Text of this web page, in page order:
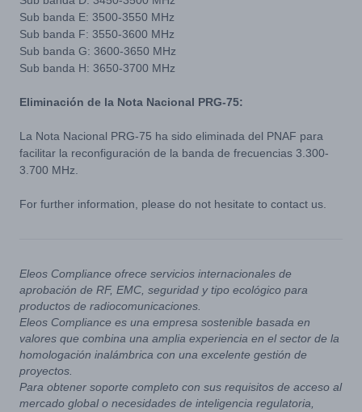
Sub banda E: 3500-3550 MHz
Sub banda F: 3550-3600 MHz
Sub banda G: 3600-3650 MHz
Sub banda H: 3650-3700 MHz
Eliminación de la Nota Nacional PRG-75:
La Nota Nacional PRG-75 ha sido eliminada del PNAF para
facilitar la reconfiguración de la banda de frecuencias 3.300-
3.700 MHz.
For further information, please do not hesitate to contact us.
Eleos Compliance ofrece servicios internacionales de
aprobación de RF, EMC, seguridad y tipo ecológico para
productos de radiocomunicaciones.
Eleos Compliance es una empresa sostenible basada en
valores que combina una amplia experiencia en el sector de la
homologación inalámbrica con una excelente gestión de
proyectos.
Para obtener soporte completo con sus requisitos de acceso al
mercado global o necesidades de inteligencia regulatoria,